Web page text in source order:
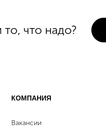
что надо?
КОМПАНИЯ
Вакансии